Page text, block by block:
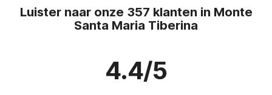
Luister naar onze 357 klanten in Monte
Santa Maria Tiberina
4.4/5